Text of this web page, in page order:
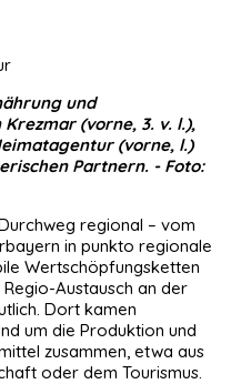
und
(vorne, 3. v. l.),
(vorne, l.)
Partnern. - Foto:
regional – vom
in punkto regionale
Wertschöpfungsketten
Austausch an der
Dort kamen
um die Produktion und
zusammen, etwa aus
oder dem Tourismus.